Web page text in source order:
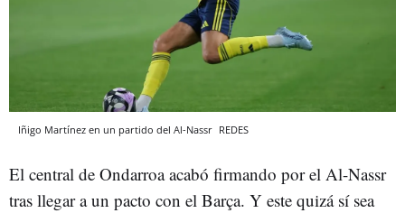
Iñigo Martínez en un partido del Al-Nassr REDES
El central de Ondarroa acabó firmando por el Al-Nassr
tras llegar a un pacto con el Barça. Y este quizá sí sea